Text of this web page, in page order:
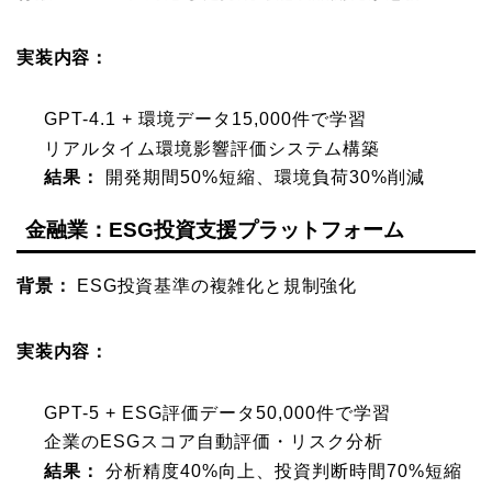
実装内容：
GPT-4.1 + 環境データ15,000件で学習
リアルタイム環境影響評価システム構築
結果：
開発期間50%短縮、環境負荷30%削減
金融業：ESG投資支援プラットフォーム
背景： ESG投資基準の複雑化と規制強化
実装内容：
GPT-5 + ESG評価データ50,000件で学習
企業のESGスコア自動評価・リスク分析
結果：
分析精度40%向上、投資判断時間70%短縮